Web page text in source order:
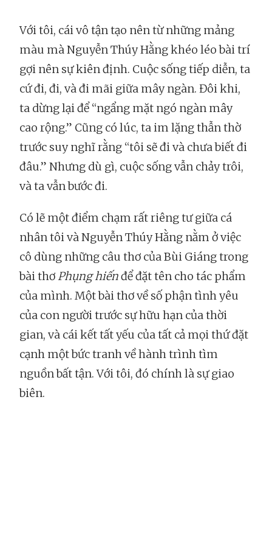
Với tôi, cái vô tận tạo nên từ những mảng
màu mà Nguyễn Thúy Hằng khéo léo bài trí
gợi nên sự kiên định. Cuộc sống tiếp diễn, ta
cứ đi, đi, và đi mãi giữa mây ngàn. Đôi khi,
ta dừng lại để “ngẩng mặt ngó ngàn mây
cao rộng.” Cũng có lúc, ta im lặng thẫn thờ
trước suy nghĩ rằng “tôi sẽ đi và chưa biết đi
đâu.” Nhưng dù gì, cuộc sống vẫn chảy trôi,
và ta vẫn bước đi.
Có lẽ một điểm chạm rất riêng tư giữa cá
nhân tôi và Nguyễn Thúy Hằng nằm ở việc
cô dùng những câu thơ của Bùi Giáng trong
bài thơPhụng hiếnđể đặt tên cho tác phẩm
của mình. Một bài thơ về số phận tình yêu
của con người trước sự hữu hạn của thời
gian, và cái kết tất yếu của tất cả mọi thứ đặt
cạnh một bức tranh về hành trình tìm
nguồn bất tận. Với tôi, đó chính là sự giao
biên.